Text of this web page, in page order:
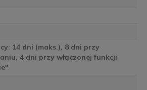
14 dni (maks.), 8 dni przy
4 dni przy włączonej funkcji